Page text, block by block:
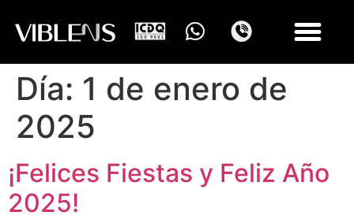
Día: 1 de enero de
2025
¡Felices Fiestas y Feliz Año
2025!